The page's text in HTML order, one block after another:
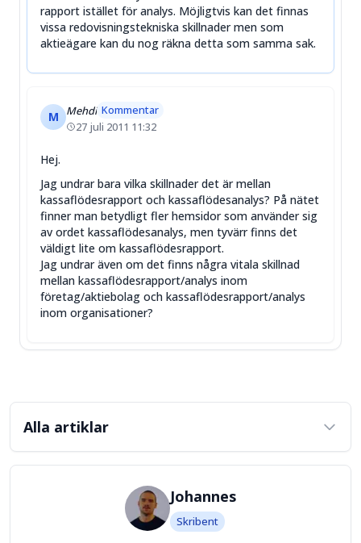
rapport istället för analys. Möjligtvis kan det finnas
vissa redovisningstekniska skillnader men som
aktieägare kan du nog räkna detta som samma sak.
M Mehdi Kommentar
27 juli 2011 11:32
Hej.
Jag undrar bara vilka skillnader det är mellan
kassaflödesrapport och kassaflödesanalys? På nätet
finner man betydligt fler hemsidor som använder sig
av ordet kassaflödesanalys, men tyvärr finns det
väldigt lite om kassaflödesrapport.
Jag undrar även om det finns några vitala skillnad
mellan kassaflödesrapport/analys inom
företag/aktiebolag och kassaflödesrapport/analys
inom organisationer?
Alla artiklar
Johannes
Skribent